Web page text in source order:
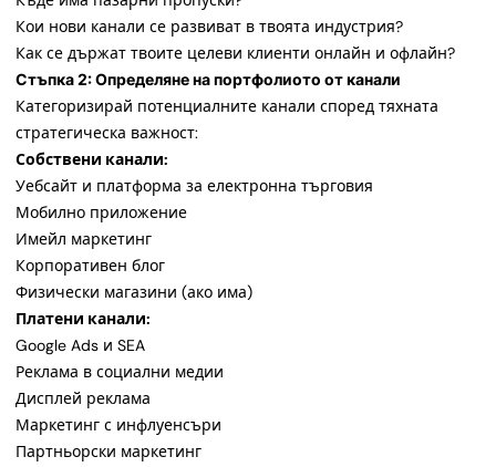
Кои нови канали се развиват в твоята индустрия?
Как се държат твоите целеви клиенти онлайн и офлайн?
Стъпка 2: Определяне на портфолиото от канали
Категоризирай потенциалните канали според тяхната
стратегическа важност:
Собствени канали:
Уебсайт и платформа за електронна търговия
Мобилно приложение
Имейл маркетинг
Корпоративен блог
Физически магазини (ако има)
Платени канали:
Google Ads и SEA
Реклама в социални медии
Дисплей реклама
Маркетинг с инфлуенсъри
Партньорски маркетинг